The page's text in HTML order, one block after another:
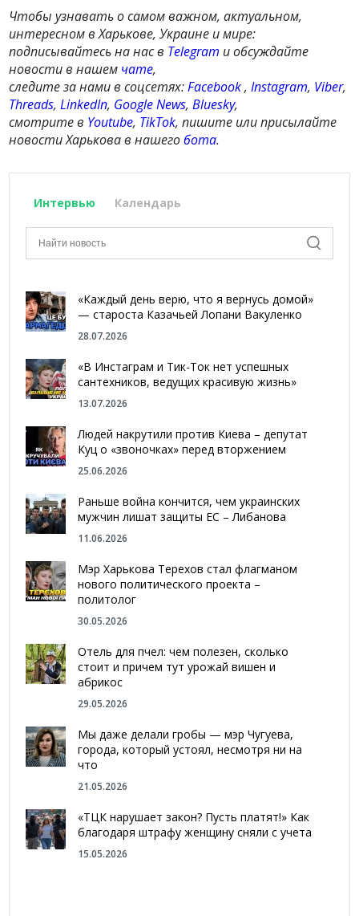
Чтобы узнавать о самом важном, актуальном,
интересном в Харькове, Украине и мире:
подписывайтесь на нас в Telegram и обсуждайте
новости в нашем чате,
следите за нами в соцсетях:Facebook,Instagram, Viber,
Threads,LinkedIn, Google News,Bluesky,
смотрите в Youtube, TikTok, пишите или присылайте
новости Харькова в нашегобота.
Интервью Календарь
«Каждый день верю, что я вернусь домой»
— староста Казачьей Лопани Вакуленко
28.07.2026
«В Инстаграм и Тик-Ток нет успешных
сантехников, ведущих красивую жизнь»
13.07.2026
Людей накрутили против Киева – депутат
Куц о «звоночках» перед вторжением
25.06.2026
Раньше война кончится, чем украинских
мужчин лишат защиты ЕС – Либанова
11.06.2026
Мэр Харькова Терехов стал флагманом
нового политического проекта –
политолог
30.05.2026
Отель для пчел: чем полезен, сколько
стоит и причем тут урожай вишен и
абрикос
29.05.2026
Мы даже делали гробы — мэр Чугуева,
города, который устоял, несмотря ни на
что
21.05.2026
«ТЦК нарушает закон? Пусть платят!» Как
благодаря штрафу женщину сняли с учета
15.05.2026